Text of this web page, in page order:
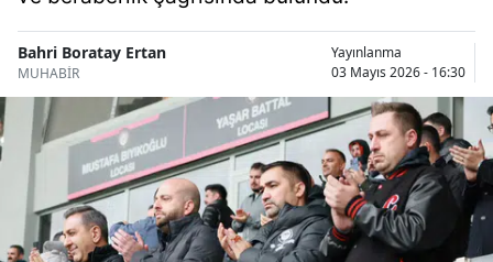
Bilecik
Bingöl
Bitlis
Bolu
Burdur
Bahri Boratay Ertan
MUHABİR
Yayınlanma
03 Mayıs 2026 - 16:30